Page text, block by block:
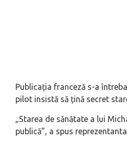
Publicația franceză s-a
pilot insistă să țină secret
„Starea de sănătate a lui
publică”, a spus